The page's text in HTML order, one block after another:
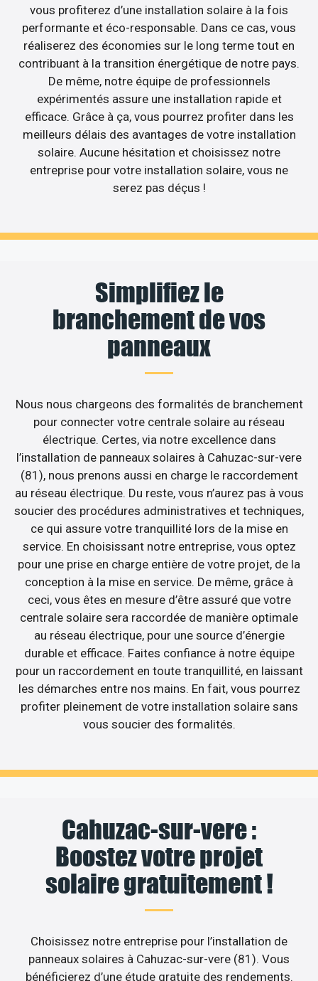
vous profiterez d’une installation solaire à la fois
performante et éco-responsable. Dans ce cas, vous
réaliserez des économies sur le long terme tout en
contribuant à la transition énergétique de notre pays.
De même, notre équipe de professionnels
expérimentés assure une installation rapide et
efficace. Grâce à ça, vous pourrez profiter dans les
meilleurs délais des avantages de votre installation
solaire. Aucune hésitation et choisissez notre
entreprise pour votre installation solaire, vous ne
serez pas déçus !
Simplifiez le
branchement de vos
panneaux
Nous nous chargeons des formalités de branchement
pour connecter votre centrale solaire au réseau
électrique. Certes, via notre excellence dans
l’installation de panneaux solaires à Cahuzac-sur-vere
(81), nous prenons aussi en charge le raccordement
au réseau électrique. Du reste, vous n’aurez pas à vous
soucier des procédures administratives et techniques,
ce qui assure votre tranquillité lors de la mise en
service. En choisissant notre entreprise, vous optez
pour une prise en charge entière de votre projet, de la
conception à la mise en service. De même, grâce à
ceci, vous êtes en mesure d’être assuré que votre
centrale solaire sera raccordée de manière optimale
au réseau électrique, pour une source d’énergie
durable et efficace. Faites confiance à notre équipe
pour un raccordement en toute tranquillité, en laissant
les démarches entre nos mains. En fait, vous pourrez
profiter pleinement de votre installation solaire sans
vous soucier des formalités.
Cahuzac-sur-vere :
Boostez votre projet
solaire gratuitement !
Choisissez notre entreprise pour l’installation de
panneaux solaires à Cahuzac-sur-vere (81). Vous
bénéficierez d’une étude gratuite des rendements.